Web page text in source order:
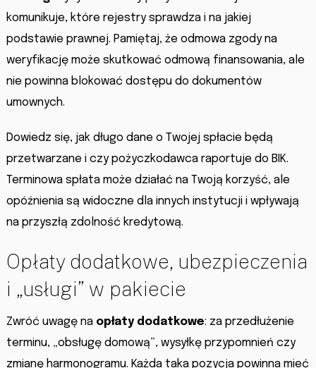
komunikuje, które rejestry sprawdza i na jakiej
podstawie prawnej. Pamiętaj, że odmowa zgody na
weryfikację może skutkować odmową finansowania, ale
nie powinna blokować dostępu do dokumentów
umownych.
Dowiedz się, jak długo dane o Twojej spłacie będą
przetwarzane i czy pożyczkodawca raportuje do BIK.
Terminowa spłata może działać na Twoją korzyść, ale
opóźnienia są widoczne dla innych instytucji i wpływają
na przyszłą zdolność kredytową.
Opłaty dodatkowe, ubezpieczenia
i „usługi” w pakiecie
Zwróć uwagę na opłaty dodatkowe: za przedłużenie
terminu, „obsługę domową”, wysyłkę przypomnień czy
zmianę harmonogramu. Każda taka pozycja powinna mieć